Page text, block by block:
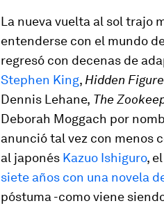
La nueva vuelta al sol trajo
entenderse con el mundo
regresó con decenas de
Stephen King, Hidden
Dennis Lehane, The
Deborah Moggach por
anunció tal vez con menos
al japonés Kazuo Ishiguro,
siete años con una novela
póstuma -como viene